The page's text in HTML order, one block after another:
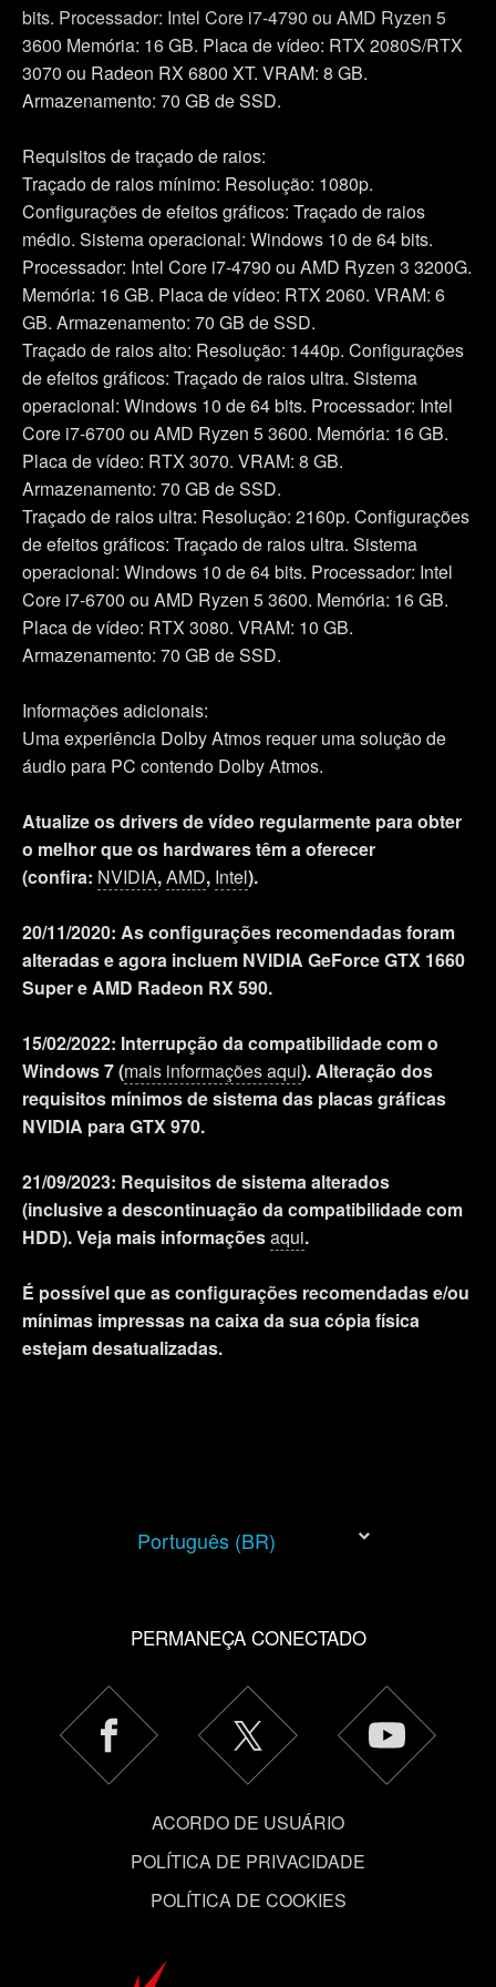
Você encontrará todos os detalhes sobre o uso de
cookies e poderá ajustar as suas preferências no menu
"Configurações" abaixo.
bits. Processador: Intel Core i7-4790 ou AMD Ryzen 5
3600 Memória: 16 GB. Placa de vídeo: RTX 2080S/RTX
3070 ou Radeon RX 6800 XT. VRAM: 8 GB.
Armazenamento: 70 GB de SSD.
Requisitos de traçado de raios:
Traçado de raios mínimo: Resolução: 1080p.
Configurações de efeitos gráficos: Traçado de raios
médio. Sistema operacional: Windows 10 de 64 bits.
Processador: Intel Core i7-4790 ou AMD Ryzen 3 3200G.
Memória: 16 GB. Placa de vídeo: RTX 2060. VRAM: 6
GB. Armazenamento: 70 GB de SSD.
Traçado de raios alto: Resolução: 1440p. Configurações
de efeitos gráficos: Traçado de raios ultra. Sistema
operacional: Windows 10 de 64 bits. Processador: Intel
Core i7-6700 ou AMD Ryzen 5 3600. Memória: 16 GB.
Placa de vídeo: RTX 3070. VRAM: 8 GB.
Armazenamento: 70 GB de SSD.
Traçado de raios ultra: Resolução: 2160p. Configurações
de efeitos gráficos: Traçado de raios ultra. Sistema
operacional: Windows 10 de 64 bits. Processador: Intel
Core i7-6700 ou AMD Ryzen 5 3600. Memória: 16 GB.
Placa de vídeo: RTX 3080. VRAM: 10 GB.
Armazenamento: 70 GB de SSD.
Informações adicionais:
Uma experiência Dolby Atmos requer uma solução de
áudio para PC contendo Dolby Atmos.
Atualize os drivers de vídeo regularmente para obter
o melhor que os hardwares têm a oferecer
(confira: NVIDIA,AMD, Intel).
20/11/2020: As configurações recomendadas foram
alteradas e agora incluem NVIDIA GeForce GTX 1660
Super e AMD Radeon RX 590.
15/02/2022: Interrupção da compatibilidade com o
Windows 7 (mais informações aqui). Alteração dos
requisitos mínimos de sistema das placas gráficas
NVIDIA para GTX 970.
21/09/2023: Requisitos de sistema alterados
(inclusive a descontinuação da compatibilidade com
HDD). Veja mais informaçõesaqui.
É possível que as configurações recomendadas e/ou
mínimas impressas na caixa da sua cópia física
estejam desatualizadas.
Português (BR)
PERMANEÇA CONECTADO
ACORDO DE USUÁRIO
POLÍTICA DE PRIVACIDADE
POLÍTICA DE COOKIES